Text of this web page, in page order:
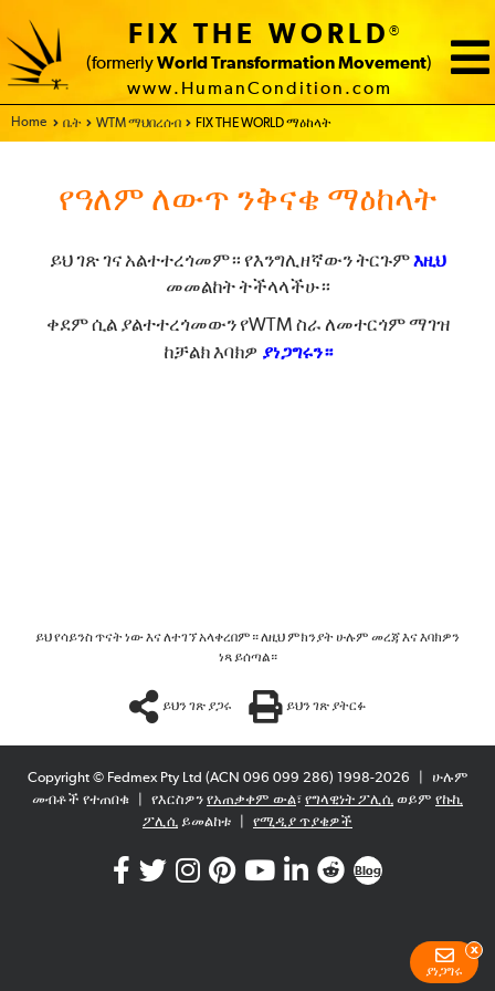
FIX THE WORLD®
(formerly World Transformation Movement)
www.HumanCondition.com
Home ቤት WTM ማህበረሰብ FIX THE WORLD ማዕከላት
የዓለም ለውጥ ንቅናቄ ማዕከላት
ይህ ገጽ ገና አልተተረጎመም። የእንግሊዘኛውን ትርጉምእዚህ
መመልከት ትችላላችሁ።
ቀደም ሲል ያልተተረጎመውን የWTM ስራ ለመተርጎም ማገዝ
ከቻልክ እባክዎ ያነጋግሩን።
ይህ የሳይንስ ጥናት ነው እና ለተገኘ አላቀረበም። ለዚህ ምክንያት ሁሉም መረጃ እና እባክዎን
ነጻ ይሰጣል።
ይህን ገጽ ያጋሩ ይህን ገጽ ያትርፉ
Copyright © Fedmex Pty Ltd (ACN 096 099 286) 1998-2026
ሁሉም
መብቶች የተጠበቁ
የእርስዎን የአጠቃቀም ውል፣ የግላዊነት ፖሊሲ ወይም የኩኪ
ፖሊሲ ይመልከቱ የሚዲያ ጥያቄዎች
Blog
ያነጋግሩ
x